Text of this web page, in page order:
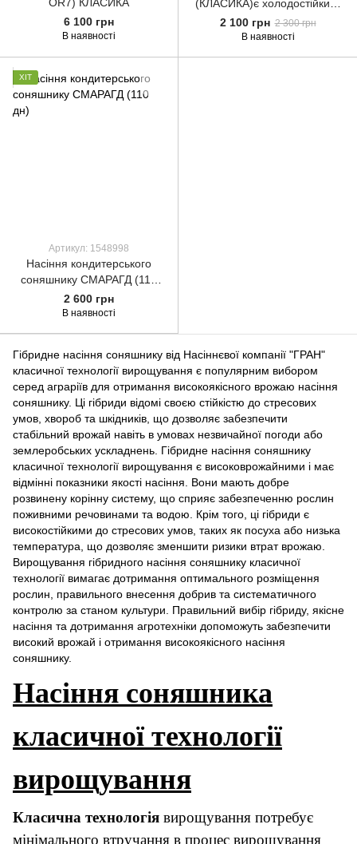
6 100 грн
В наявності
(КЛАСИКА)є холодостійким,
його можна сіяти ранньою
весною зі зниженими
2 100 грн 2 300 грн
В наявності
ХІТ
Артикул: 1548998
Насіння кондитерського
соняшнику СМАРАГД (110
дн)
2 600 грн
В наявності
Гібридне насіння соняшнику від Насіннєвої компанії "ГРАН"
класичної технології вирощування є популярним вибором
серед аграріїв для отримання високоякісного врожаю насіння
соняшнику. Ці гібриди відомі своєю стійкістю до стресових
умов, хвороб та шкідників, що дозволяє забезпечити
стабільний врожай навіть в умовах незвичайної погоди або
землеробських ускладнень. Гібридне насіння соняшнику
класичної технології вирощування є високоврожайними і має
відмінні показники якості насіння. Вони мають добре
розвинену корінну систему, що сприяє забезпеченню рослин
поживними речовинами та водою. Крім того, ці гібриди є
високостійкими до стресових умов, таких як посуха або низька
температура, що дозволяє зменшити ризики втрат врожаю.
Вирощування гібридного насіння соняшнику класичної
технології вимагає дотримання оптимального розміщення
рослин, правильного внесення добрив та систематичного
контролю за станом культури. Правильний вибір гібриду, якісне
насіння та дотримання агротехніки допоможуть забезпечити
високий врожай і отримання високоякісного насіння
соняшнику.
Насіння соняшника
класичної технології
вирощування
Класична технологія вирощування потребує
мінімального втручання в процес вирощування